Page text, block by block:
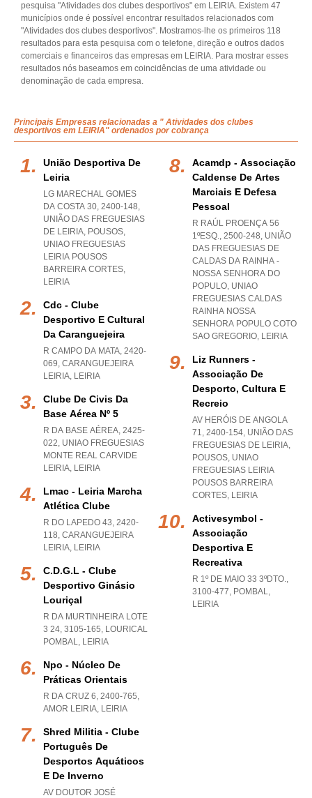
pesquisa "Atividades dos clubes desportivos" em LEIRIA. Existem 47
municípios onde é possível encontrar resultados relacionados com
"Atividades dos clubes desportivos". Mostramos-lhe os primeiros 118
resultados para esta pesquisa com o telefone, direção e outros dados
comerciais e financeiros das empresas em LEIRIA. Para mostrar esses
resultados nós baseamos em coincidências de uma atividade ou
denominação de cada empresa.
Principais Empresas relacionadas a " Atividades dos clubes
desportivos em LEIRIA" ordenados por cobrança
União Desportiva De
Leiria
LG MARECHAL GOMES
DA COSTA 30, 2400-148,
UNIÃO DAS FREGUESIAS
DE LEIRIA, POUSOS,
UNIAO FREGUESIAS
LEIRIA POUSOS
BARREIRA CORTES,
LEIRIA
Cdc - Clube
Desportivo E Cultural
Da Caranguejeira
R CAMPO DA MATA, 2420-
069, CARANGUEJEIRA
LEIRIA, LEIRIA
Clube De Civis Da
Base Aérea Nº 5
R DA BASE AÉREA, 2425-
022, UNIAO FREGUESIAS
MONTE REAL CARVIDE
LEIRIA, LEIRIA
Lmac - Leiria Marcha
Atlética Clube
R DO LAPEDO 43, 2420-
118, CARANGUEJEIRA
LEIRIA, LEIRIA
C.d.g.l - Clube
Desportivo Ginásio
Louriçal
R DA MURTINHEIRA LOTE
3 24, 3105-165, LOURICAL
POMBAL, LEIRIA
Npo - Núcleo De
Práticas Orientais
R DA CRUZ 6, 2400-765,
AMOR LEIRIA, LEIRIA
Shred Militia - Clube
Português De
Desportos Aquáticos
E De Inverno
AV DOUTOR JOSÉ
Acamdp - Associação
Caldense De Artes
Marciais E Defesa
Pessoal
R RAÚL PROENÇA 56
1ºESQ., 2500-248, UNIÃO
DAS FREGUESIAS DE
CALDAS DA RAINHA -
NOSSA SENHORA DO
POPULO, UNIAO
FREGUESIAS CALDAS
RAINHA NOSSA
SENHORA POPULO COTO
SAO GREGORIO, LEIRIA
Liz Runners -
Associação De
Desporto, Cultura E
Recreio
AV HERÓIS DE ANGOLA
71, 2400-154, UNIÃO DAS
FREGUESIAS DE LEIRIA,
POUSOS, UNIAO
FREGUESIAS LEIRIA
POUSOS BARREIRA
CORTES, LEIRIA
Activesymbol -
Associação
Desportiva E
Recreativa
R 1º DE MAIO 33 3ºDTO.,
3100-477, POMBAL,
LEIRIA